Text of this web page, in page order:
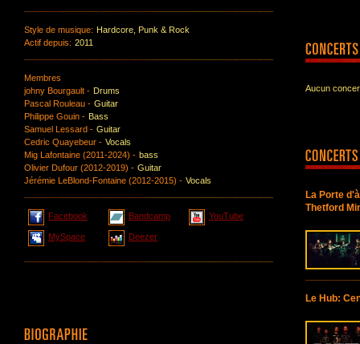
Style de musique: Hardcore, Punk & Rock
Actif depuis: 2011
Membres
johny Bourgault - Drums
Pascal Rouleau - Guitar
Philippe Gouin - Bass
Samuel Lessard - Guitar
Cedric Quayebeur - Vocals
Mig Lafontaine (2011-2024) - bass
Olivier Dufour (2012-2019) - Guitar
Jérémie LeBlond-Fontaine (2012-2015) - Vocals
Facebook Bandcamp YouTube
MySpace Deezer
Aucun
La Porte
Thetford
Le Hub: